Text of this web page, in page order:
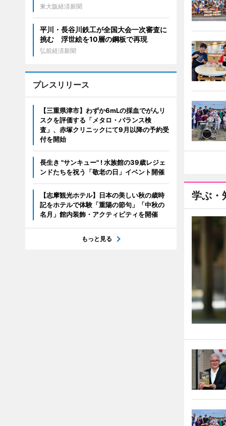
学ぶ・
東大阪経済新聞
平川・長谷川鉄工が全国大会一次審査に
挑む 浮世絵を10層の鋼板で再現
弘前経済新聞
プレスリリース
【三重県津市】わずか6mLの採血でがんリ
スクを評価する「メタロ・バランス検
査」、赤塚クリニックにて9月以降の予約受
付を開始
長生き "サンキュー" ! 水族館の39歳レジェ
ンドたちを祝う「敬老の日」イベント開催
【志摩観光ホテル】日本の美しい秋の歳時
記をホテルで体験「重陽の節句」「中秋の
名月」館内装飾・アクティビティを開催
もっと見る